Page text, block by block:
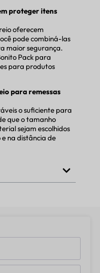
proteger itens
oferecem
pode combiná-las
maior segurança.
Pack para
para produtos
para remessas
o suficiente para
que o tamanho
sejam escolhidos
na distância de